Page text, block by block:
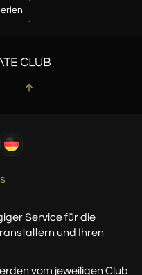
Servicefür die
und Ihren
vom jeweiligen Club